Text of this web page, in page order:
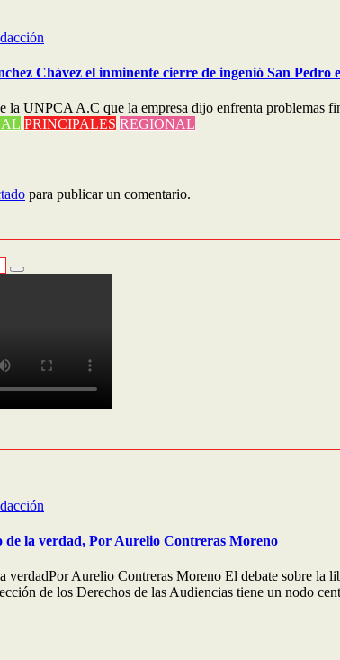
Chávez el inminente cierre de ingenió San Pedro
la UNPCA A.C que la empresa dijo enfrenta problemas
PRINCIPALES REGIONAL
para publicar un comentario.
la verdad, Por Aurelio Contreras Moreno
verdadPor Aurelio Contreras Moreno El debate sobre la
de los Derechos de las Audiencias tiene un nodo